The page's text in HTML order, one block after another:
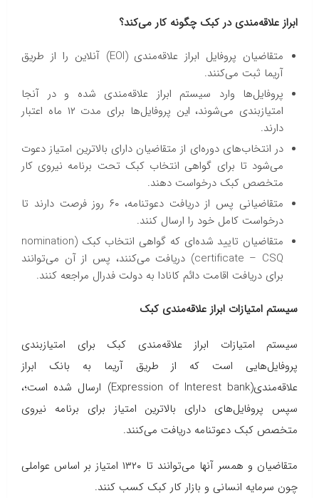
ابراز علاقه‌مندی در کبک چگونه کار می‌کند؟
متقاضیان پروفایل ابراز علاقه‌مندی (EOI) آنلاین را از طریق
آریما ثبت می‌کنند.
پروفایل‌ها وارد سیستم ابراز علاقه‌مندی شده و در آنجا
امتیازبندی می‌شوند، این پروفایل‌ها برای مدت ۱۲ ماه اعتبار
دارند.
در انتخاب‌های دوره‌ای از متقاضیان دارای بالاترین امتیاز دعوت
می‌شود تا برای گواهی انتخاب کبک تحت برنامه نیروی کار
متخصص کبک درخواست دهند.
متقاضیانی پس از دریافت دعوتنامه، ۶۰ روز فرصت دارند تا
درخواست کامل خود را ارسال کنند.
متقاضیان تایید شده‌ای که گواهی انتخاب کبک (nomination
certificate – CSQ) دریافت می‌کنند، پس از آن می‌توانند
برای دریافت اقامت دائم کانادا به دولت فدرال مراجعه کنند.
سیستم امتیازات ابراز علاقه‌مندی کبک
سیستم امتیازات ابراز علاقه‌مندی کبک برای امتیاز‌بندی
پروفایل‌هایی است که از طریق آریما به بانک ابراز
علاقه‌مندی(Expression of Interest bank) ارسال شده است؛،
سپس پروفایل‌های دارای بالاترین امتیاز برای برنامه نیروی
متخصص کبک دعوتنامه دریافت می‌کنند.
متقاضیان و همسر آنها می‌توانند تا ۱۳۲۰ امتیاز بر اساس عواملی
چون سرمایه انسانی و بازار کار کبک کسب کنند.